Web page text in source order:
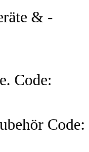
& -
Code:
Code: